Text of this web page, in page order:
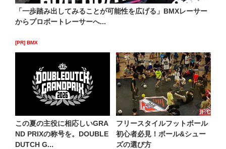
「一歩踏み出してみることが可能性を広げる」BMXレーサー
からプロボートレーサーへ...
[PR] BMX
この夏の主役に相応しいGRA
ND PRIXの称号を。DOUBLE
DUTCH G...
フリースタイルフットボール
初心者必見！ボール&シュー
ズの選び方